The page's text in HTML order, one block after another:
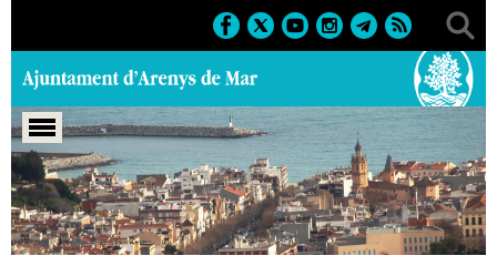
Portada > Agenda > 20-06-
2025 > Marcs > Culturals > 2025 > Activitats literàries